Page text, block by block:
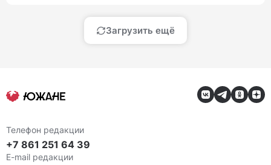
Загрузить ещё
Телефон редакции
+7 861 251 64 39
E-mail редакции